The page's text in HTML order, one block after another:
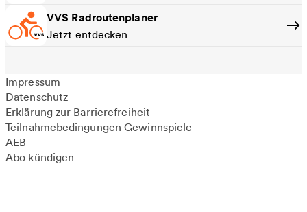
VVS Radroutenplaner
Jetzt entdecken
Impressum
Datenschutz
Erklärung zur Barrierefreiheit
Teilnahmebedingungen Gewinnspiele
AEB
Abo kündigen